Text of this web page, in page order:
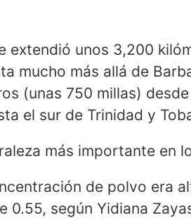
extendió unos 3,200
mucho más allá de
(unas 750 millas)
el sur de Trinidad y
más importante en
de polvo era
según Yidiana